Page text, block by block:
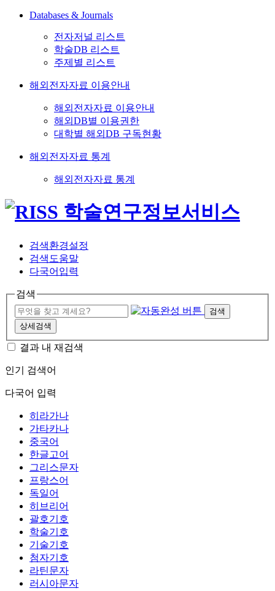
Databases & Journals
전자저널 리스트
학술DB 리스트
주제별 리스트
해외전자자료 이용안내
해외전자자료 이용안내
해외DB별 이용권한
대학별 해외DB 구독현황
해외전자자료 통계
해외전자자료 통계
검색환경설정
검색도움말
다국어입력
검색
검색
상세검색
결과 내 재검색
인기 검색어
다국어 입력
히라가나
가타카나
중국어
한글고어
그리스문자
프랑스어
독일어
히브리어
괄호기호
학술기호
기술기호
첨자기호
라틴문자
러시아문자